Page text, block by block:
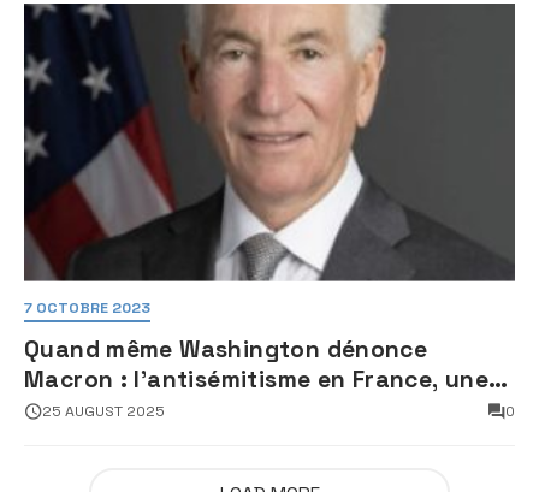
7 OCTOBRE 2023
Quand même Washington dénonce
Macron : l’antisémitisme en France, une
faillite d’État
25 AUGUST 2025 0